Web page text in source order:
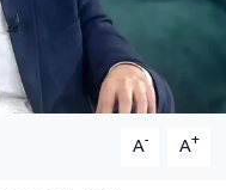
A- A+